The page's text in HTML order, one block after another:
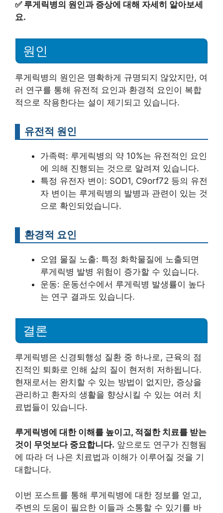
✅ 루게릭병의 원인과 증상에 대해 자세히 알아보세
요.
원인
루게릭병의 원인은 명확하게 규명되지 않았지만, 여
러 연구를 통해 유전적 요인과 환경적 요인이 복합
적으로 작용한다는 설이 제기되고 있습니다.
유전적 원인
가족력: 루게릭병의 약 10%는 유전적인 요인
에 의해 진행되는 것으로 알려져 있습니다.
특정 유전자 변이: SOD1, C9orf72 등의 유전
자 변이는 루게릭병의 발병과 관련이 있는 것
으로 확인되었습니다.
환경적 요인
오염 물질 노출: 특정 화학물질에 노출되면
루게릭병 발병 위험이 증가할 수 있습니다.
운동: 운동선수에서 루게릭병 발생률이 높다
는 연구 결과도 있습니다.
결론
루게릭병은 신경퇴행성 질환 중 하나로, 근육의 점
진적인 퇴화로 인해 삶의 질이 현저히 저하됩니다.
현재로서는 완치할 수 있는 방법이 없지만, 증상을
관리하고 환자의 생활을 향상시킬 수 있는 여러 치
료법들이 있습니다.
루게릭병에 대한 이해를 높이고, 적절한 치료를 받는
것이 무엇보다 중요합니다. 앞으로도 연구가 진행됨
에 따라 더 나은 치료법과 이해가 이루어질 것을 기
대합니다.
이번 포스트를 통해 루게릭병에 대한 정보를 얻고,
주변의 도움이 필요한 이들과 소통할 수 있기를 바